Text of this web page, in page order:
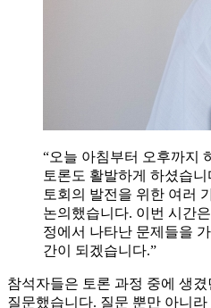
“오늘 아침부터 오후까지
토론도 활발하게 하셨습
토회의 발전을 위한 여러
논의했습니다. 이번 시간
정에서 나타난 문제들을
간이 되겠습니다.”
참석자들은 토론 과정 중에 생
질문했습니다. 질문 뿐만 아니